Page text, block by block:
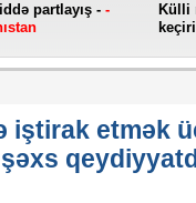
qarət edilib -
iştirak etmək